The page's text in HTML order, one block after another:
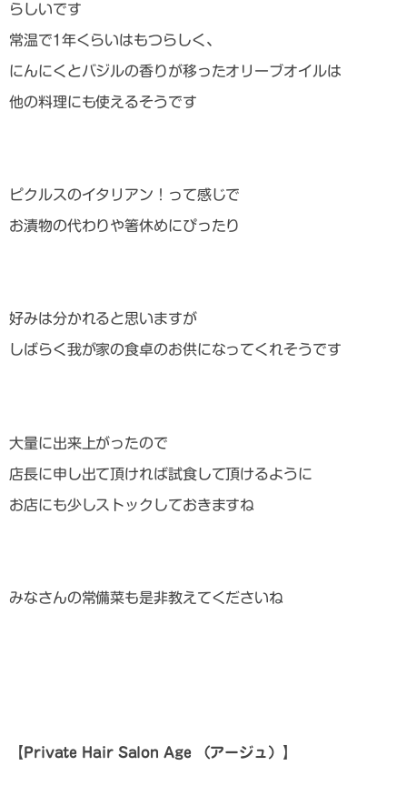
らしいです
常温で1年くらいはもつらしく、
にんにくとバジルの香りが移ったオリーブオイルは
他の料理にも使えるそうです
ピクルスのイタリアン！って感じで
お漬物の代わりや箸休めにぴったり
好みは分かれると思いますが
しばらく我が家の食卓のお供になってくれそうです
大量に出来上がったので
店長に申し出て頂ければ試食して頂けるように
お店にも少しストックしておきますね
みなさんの常備菜も是非教えてくださいね
【Private Hair Salon Age （アージュ）】